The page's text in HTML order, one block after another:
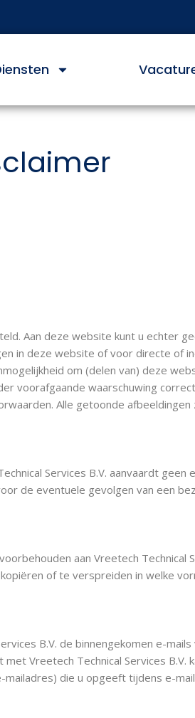
Aan deze website kunt u echter
in deze website of voor directe of
om (delen van) deze
voorafgaande waarschuwing
Alle getoonde
Services B.V. aanvaardt geen
de eventuele gevolgen van een
aan Vreetech Technical
of te verspreiden in welke
B.V. de binnengekomen e-
Vreetech Technical Services B.V.
die u opgeeft tijdens e-